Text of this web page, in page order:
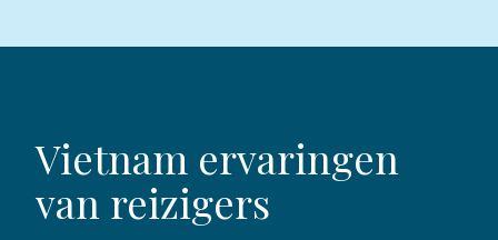
Vietnam ervaringen
van reizigers